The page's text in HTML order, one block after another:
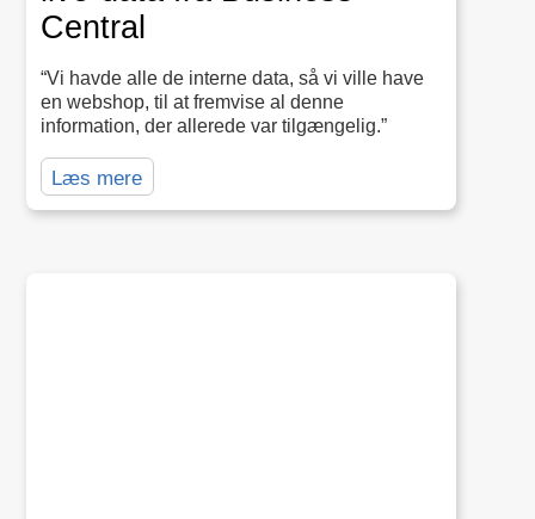
Central
“Vi havde alle de interne data, så vi ville have
en webshop, til at fremvise al denne
information, der allerede var tilgængelig.”
Læs mere